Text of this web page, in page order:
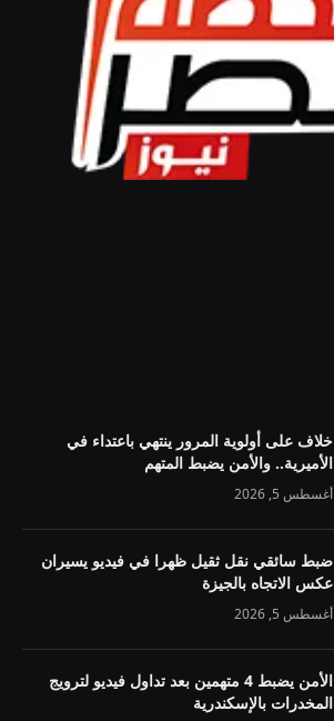
خلاف على أولوية المرور ينتهي باعتداء في
الأميرية.. والأمن يضبط المتهم
أغسطس 5, 2026
ضبط سائقي نقل ثقيل ظهرا في فيديو يسيران
عكس الاتجاه بالجيزة
أغسطس 5, 2026
الأمن يضبط 4 متهمين بعد تداول فيديو لترويج
المخدرات بالإسكندرية